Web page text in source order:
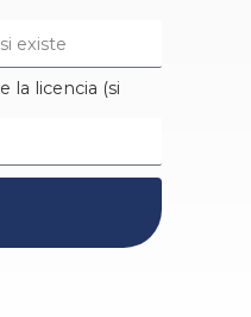
la licencia (si